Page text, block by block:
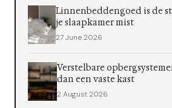
Linnenbeddengoed is de
je slaapkamer mist
27 June 2026
Verstelbare
dan een vaste kast
2 August 2026